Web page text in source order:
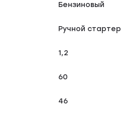
Бензиновый
Ручной стартер
1,2
60
46